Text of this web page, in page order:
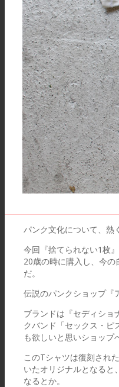
パンク文化について、熱
今回『捨てられない1枚
20歳の時に購入し、今
だ。
伝説のパンクショップ『
ブランドは『セディショ
クバンド「セックス・ピ
も欲しいと思いショップ
このTシャツは復刻され
いたオリジナルとなると
なるとか。